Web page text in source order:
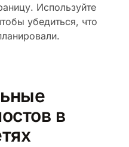
Используйте
убедиться, что
в